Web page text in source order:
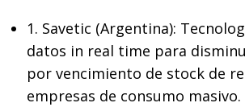
1. Savetic (Argentina):
datos in real time para
por vencimiento de stock de
empresas de consumo masivo.